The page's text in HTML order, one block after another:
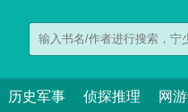
历史军事 侦探推理 网